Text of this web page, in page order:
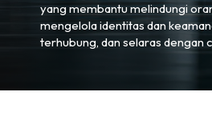
yang membantu melindungi
mengelola identitas dan
terhubung, dan selaras dengan